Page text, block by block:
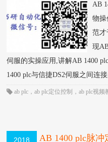
论
AB
物
范
现
伺服的实操应用,讲解AB 1400
1400 plc与信捷DS2伺服之间连
ab plc ，ab plc定位控制 ，ab plc视频
2018 AB 1400 plc脉